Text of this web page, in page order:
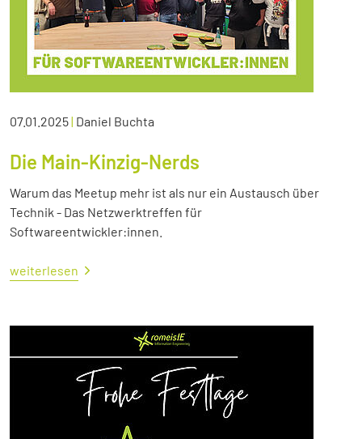
07.01.2025| Daniel Buchta
Die Main-Kinzig-Nerds
Warum das Meetup mehr ist als nur ein Austausch über
Technik - Das Netzwerktreffen für
Softwareentwickler:innen.
weiterlesen